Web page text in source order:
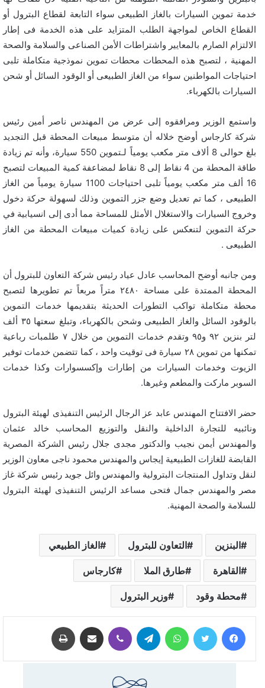
خدمة تموين السيارات بالغاز الطبيعى سواء التابعة لقطاع البترول أو
القطاع الخاص لمواجهة الطلب المتزايد على هذه الخدمة فى إطار
الالتزام الصارم بالمعايير واشتراطات الأمن الصناعى والسلامة والصحة
المهنية ، لتصبح هذه المحطات محطات تموين نموذجية متكاملة تلبى
احتياجات المواطنين سواء من الغاز الطبيعى أو الوقود السائل أو شحن
السيارات بالكهرباء.
واستمع الوزير ومرافقوه إلى عرض من المهندس ناصر أمين رئيس
شركة كارجاس أوضح خلاله أن متوسط مبيعات المحطة قبل التجديد
بلغ حوالى 8 ألاف متر مكعب يومياً لـتموين 550 سيارة، وأنه تم زيادة
طاقة المحطة من 4 نقاط إلى 8 نقاط لمضاعفة كمية المبيعات لتصبح
16 ألف متر مكعب يومياً تلبى احتياجات 1100 سيارة يومياً من الغاز
الطبيعى ، كما تم تعديل وضع جزر التموين وذلك لسهولة حركة دخول
وخروج السيارات والاستغلال الأمثل للمساحة مما أدى إلى انسيابية في
حركة التموين لتنعكس على زيادة كميات مبيعات المحطة من الغاز
الطبيعى .
ومن جانبه أوضح المحاسب عادل عياد رئيس شركة التعاون للبترول أن
المحطة الممتدة على مساحة ٢٤٨٠ متراً مربعاً تم تطويرها لتصبح
محطة متكاملة تواكب التطورات الحديثة بتقديمها خدمات التموين
بالوقود السائل والغاز الطبيعى وشحن بالكهرباء، وتبلغ سعتها ٣٥ ألف
لتر بنزين ٩٢ و٩٥ وتقدم خدمات التموين من خلال ٧ طلمبات رباعية
تمكنها من تموين ٢٨ سيارة فى توقيت واحد ، كما تتضمن خدمات توفير
الزيوت وخدمات السيارات من إطارات وإكسسوارات وكذا خدمات
السوبر ماركت والمطعم وغيرها.
حضر الافتتاح المهندس عابد عز الرجال الرئيس التنفيذى لهيئة البترول
ونائبيه للتجارة الداخلية والنقل والتوزيع المحاسب خالد عثمان
والمهندس أيمن نجيب والدكتور مجدى جلال رئيس الشركة المصرية
القابضة للغازات الطبيعية إيجاس والمهندس محمود ناجى معاون الوزير
لنقل وتداول المنتجات البترولية والمهندس وائل جويد رئيس شركة غاز
مصر والمهندس جمال فتحى مساعد الرئيس التنفيذى لهيئة البترول
للسلامة والصحة المهنية.
البنزين التعاون للبترول الغاز الطبيعي
القاهرة طارق الملا كارجاس
محطة وقود وزير البترول
فيسبوك تويتر واتساب تيلقرام ڤايبر مشاركة عبر البريد